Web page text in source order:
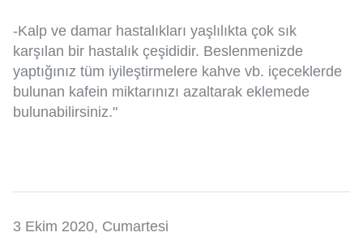
-Kalp ve damar hastalıkları yaşlılıkta çok sık
karşılan bir hastalık çeşididir. Beslenmenizde
yaptığınız tüm iyileştirmelere kahve vb. içeceklerde
bulunan kafein miktarınızı azaltarak eklemede
bulunabilirsiniz."
3 Ekim 2020, Cumartesi